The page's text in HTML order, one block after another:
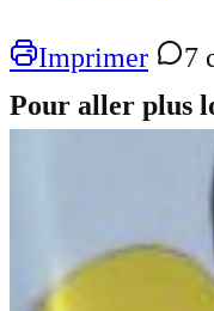
Imprimer
7
Pour aller plus